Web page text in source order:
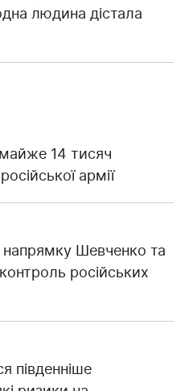
людина дістала
14 тисяч
армії
Шевченко та
російських
південніше